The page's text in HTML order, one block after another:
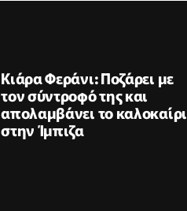
Κιάρα Φεράνι: Ποζάρει με
τον σύντροφό της και
απολαμβάνει το καλοκαίρι
στην Ίμπιζα